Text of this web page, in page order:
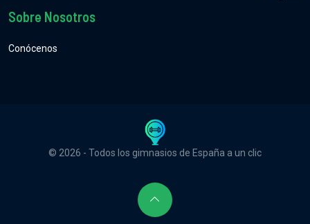
Sobre Nosotros
Conócenos
© 2026 - Todos los gimnasios de España a un clic